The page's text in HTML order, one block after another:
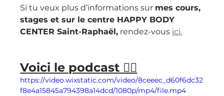
Si tu veux plus d’informations sur mes cours,
stages et sur le centre HAPPY BODY
CENTER Saint-Raphaël, rendez-vous ici.
Voici le podcast 👇🏻
https://video.wixstatic.com/video/8ceeec_d60f6dc32
f8e4a15845a794398a14dcd/1080p/mp4/file.mp4